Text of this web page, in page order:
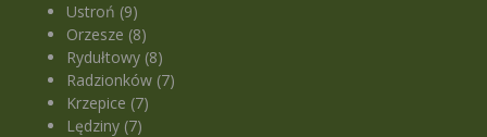
Ustroń (9)
Orzesze (8)
Rydułtowy (8)
Radzionków (7)
Krzepice (7)
Lędziny (7)